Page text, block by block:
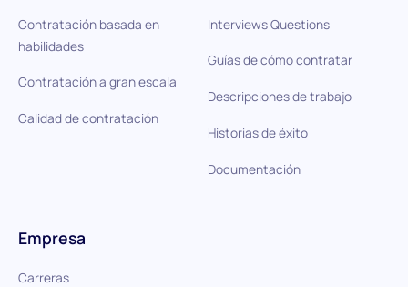
Contratación basada en
habilidades
Contratación a gran escala
Calidad de contratación
Interviews Questions
Guías de cómo contratar
Descripciones de trabajo
Historias de éxito
Documentación
Empresa
Carreras